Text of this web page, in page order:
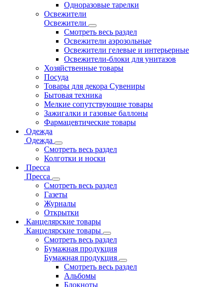
Одноразовые тарелки
Освежители
Освежители
Смотреть весь раздел
Освежители аэрозольные
Освежители гелевые и интерьерные
Освежители-блоки для унитазов
Хозяйственные товары
Посуда
Товары для декора Сувениры
Бытовая техника
Мелкие сопутствующие товары
Зажигалки и газовые баллоны
Фармацевтические товары
Одежда
Одежда
Смотреть весь раздел
Колготки и носки
Пресса
Пресса
Смотреть весь раздел
Газеты
Журналы
Открытки
Канцелярские товары
Канцелярские товары
Смотреть весь раздел
Бумажная продукция
Бумажная продукция
Смотреть весь раздел
Альбомы
Блокноты